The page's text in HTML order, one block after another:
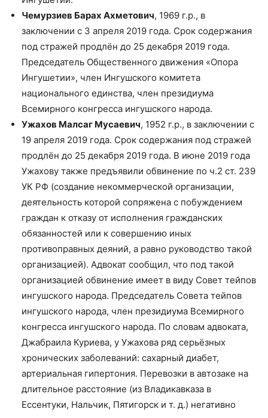
Чемурзиев Барах Ахметович, 1969 г.р., в
заключении с 3 апреля 2019 года. Срок содержания
под стражей продлён до 25 декабря 2019 года.
Председатель Общественного движения «Опора
Ингушетии», член Ингушского комитета
национального единства, член президиума
Всемирного конгресса ингушского народа.
Ужахов Малсаг Мусаевич, 1952 г.р., в заключении с
19 апреля 2019 года. Срок содержания под стражей
продлён до 25 декабря 2019 года. В июне 2019 года
Ужахову также предъявили обвинение по ч.2 ст. 239
УК РФ (создание некоммерческой организации,
деятельность которой сопряжена с побуждением
граждан к отказу от исполнения гражданских
обязанностей или к совершению иных
противоправных деяний, а равно руководство такой
организацией). Адвокат сообщил, что под такой
организацией обвинение имеет в виду Совет тейпов
ингушского народа. Председатель Совета тейпов
ингушского народа, член президиума Всемирного
конгресса ингушского народа. По словам адвоката,
Джабраила Куриева, у Ужахова ряд серьёзных
хронических заболеваний: сахарный диабет,
артериальная гипертония. Перевозки в автозаке на
длительное расстояние (из Владикавказа в
Ессентуки, Нальчик, Пятигорск и т. д.) негативно